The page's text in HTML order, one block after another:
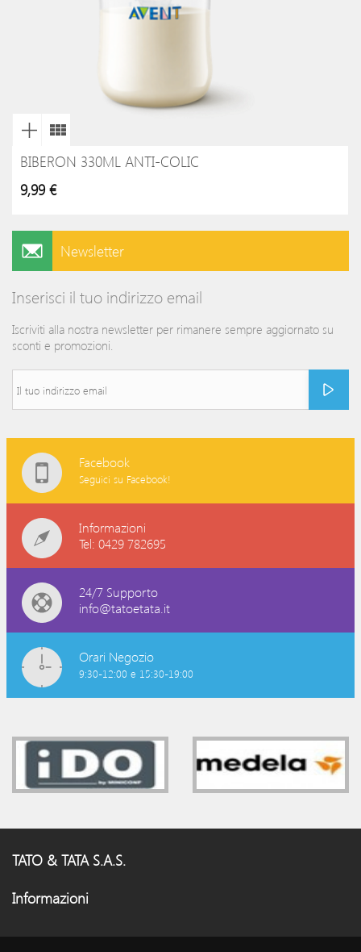
BIBERON 330ML ANTI-COLIC
9,99 €
Newsletter
Inserisci il tuo indirizzo email
Iscriviti alla nostra newsletter per rimanere sempre aggiornato su
sconti e promozioni.
Facebook
Seguici su Facebook!
Informazioni
Tel: 0429 782695
24/7 Supporto
info@tatoetata.it
Orari Negozio
9:30-12:00 e 15:30-19:00
TATO & TATA S.A.S.
Informazioni